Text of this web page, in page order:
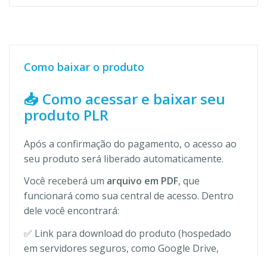
Como baixar o produto
📥 Como acessar e baixar seu
produto PLR
Após a confirmação do pagamento, o acesso ao
seu produto será liberado automaticamente.
Você receberá um arquivo em PDF, que
funcionará como sua central de acesso. Dentro
dele você encontrará:
✅ Link para download do produto (hospedado
em servidores seguros, como Google Drive,